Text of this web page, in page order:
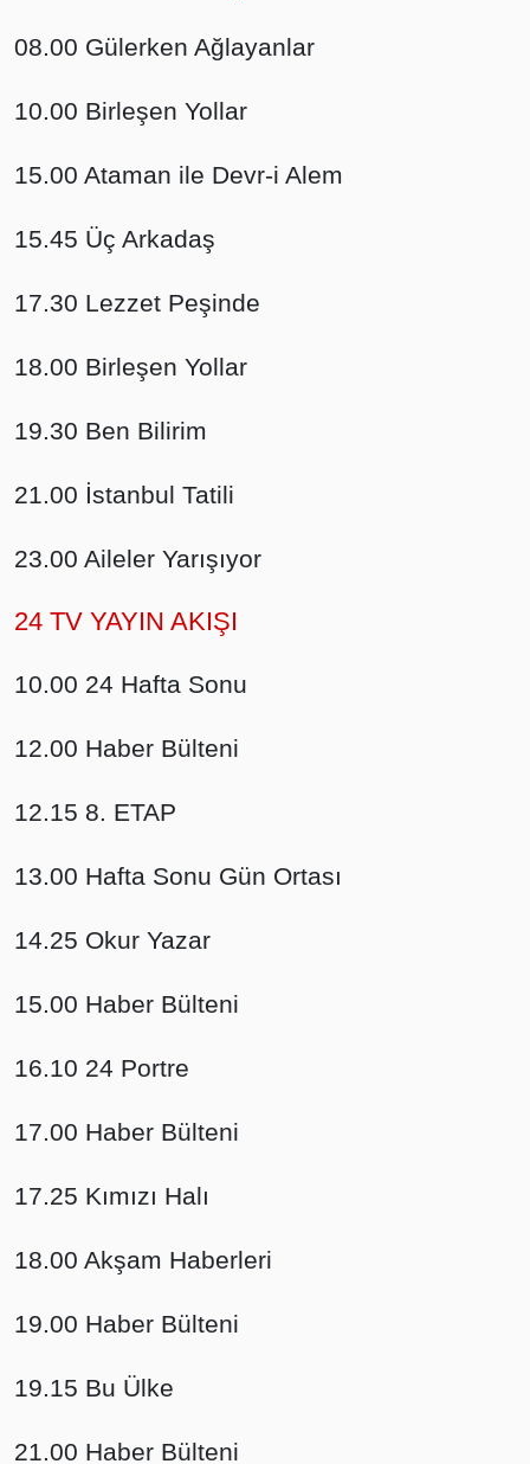
08.00 Gülerken Ağlayanlar
10.00 Birleşen Yollar
15.00 Ataman ile Devr-i Alem
15.45 Üç Arkadaş
17.30 Lezzet Peşinde
18.00 Birleşen Yollar
19.30 Ben Bilirim
21.00 İstanbul Tatili
23.00 Aileler Yarışıyor
24 TV YAYIN AKIŞI
10.00 24 Hafta Sonu
12.00 Haber Bülteni
12.15 8. ETAP
13.00 Hafta Sonu Gün Ortası
14.25 Okur Yazar
15.00 Haber Bülteni
16.10 24 Portre
17.00 Haber Bülteni
17.25 Kımızı Halı
18.00 Akşam Haberleri
19.00 Haber Bülteni
19.15 Bu Ülke
21.00 Haber Bülteni